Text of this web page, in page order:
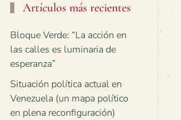
Artículos más recientes
Bloque Verde: “La acción en
las calles es luminaria de
esperanza”
Situación política actual en
Venezuela (un mapa político
en plena reconfiguración)